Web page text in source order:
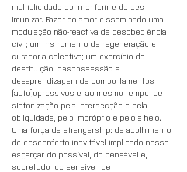
multiplicidade do inter-ferir e do des-
imunizar. Fazer do amor disseminado uma
modulação não-reactiva de desobediência
civil; um instrumento de regeneração e
curadoria colectiva; um exercício de
destituição, despossessão e
desaprendizagem de comportamentos
(auto)opressivos e, ao mesmo tempo, de
sintonização pela intersecção e pela
obliquidade, pelo impróprio e pelo alheio.
Uma força de strangership: de acolhimento
do desconforto inevitável implicado nesse
esgarçar do possível, do pensável e,
sobretudo, do sensível; de